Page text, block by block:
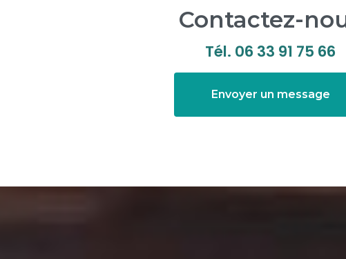
Contactez-
Tél. 06 33 91 75 66
Envoyer un message